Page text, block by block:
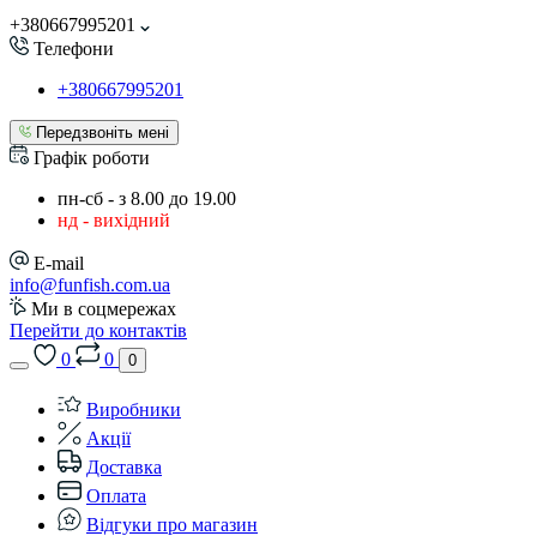
+380667995201
Телефони
+380667995201
Передзвоніть мені
Графік роботи
пн-сб - з 8.00 до 19.00
нд - вихідний
E-mail
info@funfish.com.ua
Ми в соцмережах
Перейти до контактів
0
0 0
Виробники
Акції
Доставка
Оплата
Відгуки про магазин